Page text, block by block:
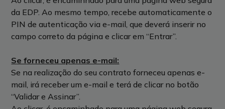
da EDP. Ao mesmo tempo, recebe automaticamente o
PIN de autenticação via e-mail, que deverá inserir no
campo correto da página e clicar em “Entrar”.
Se forneceu apenas e-mail:
Se na realização do seu contrato forneceu apenas e-
mail, irá receber um e-mail e terá de clicar no botão
“Validar e Assinar”.